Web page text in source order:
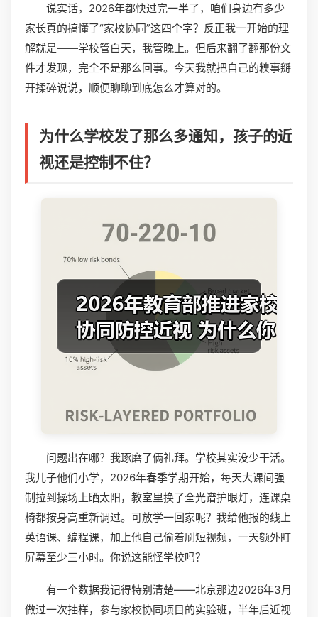
说实话，2026年都快过完一半了，咱们身边有多少
家长真的搞懂了“家校协同”这四个字？反正我一开始的理
解就是——学校管白天，我管晚上。但后来翻了翻那份文
件才发现，完全不是那么回事。今天我就把自己的糗事掰
开揉碎说说，顺便聊聊到底怎么才算对的。
为什么学校发了那么多通知，孩子的近
视还是控制不住？
问题出在哪？我琢磨了俩礼拜。学校其实没少干活。
我儿子他们小学，2026年春季学期开始，每天大课间强
制拉到操场上晒太阳，教室里换了全光谱护眼灯，连课桌
椅都按身高重新调过。可放学一回家呢？我给他报的线上
英语课、编程课，加上他自己偷着刷短视频，一天额外盯
屏幕至少三小时。你说这能怪学校吗？
有一个数据我记得特别清楚——北京那边2026年3月
做过一次抽样，参与家校协同项目的实验班，半年后近视